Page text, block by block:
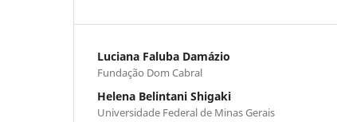
Luciana Faluba Damázio
Fundação Dom Cabral
Helena Belintani Shigaki
Universidade Federal de Minas Gerais